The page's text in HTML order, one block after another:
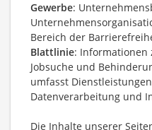
Gewerbe:
Bereich der
Blattlinie: Informationen
Jobsuche und
umfasst
Datenverarbeitung und
Die Inhalte unserer